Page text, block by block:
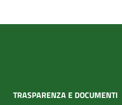
TRASPARENZA E DOCUMENTI